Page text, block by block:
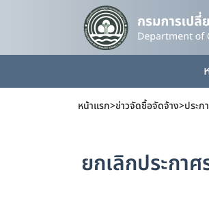
หน้าแรก>ข่าวจัดซื้อจัดจ้าง>ประก
ยกเลิกประกา